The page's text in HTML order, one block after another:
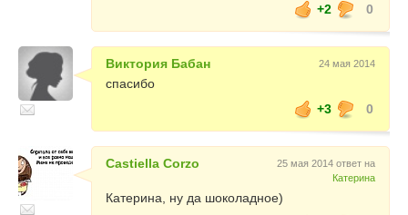
+2
0
Виктория Бабан 24 мая 2014
спасибо
+3
0
Castiella Corzo
25 мая 2014 ответ на
Катерина
Катерина, ну да шоколадное)